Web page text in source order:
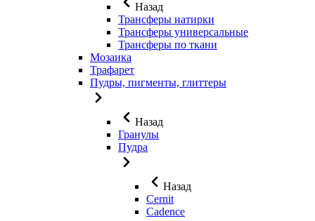
Назад
Трансферы натирки
Трансферы универсальные
Трансферы по ткани
Мозаика
Трафарет
Пудры, пигменты, глиттеры
Назад
Гранулы
Пудра
Назад
Cernit
Cadence